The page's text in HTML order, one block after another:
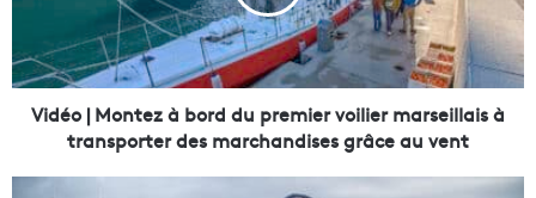
o
n
Vidéo | Montez à bord du premier voilier marseillais à
transporter des marchandises grâce au vent